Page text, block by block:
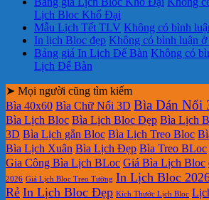
Lịch Bloc Khổ Đại
Mẫu Lịch Tết TLV Không có bình
In lịch Bloc đẹp Không có bình luận ở
Bảng giá In Lịch Để Bàn Không có
Lịch Để Bàn
➤ Mọi người cũng tìm kiếm
Bìa 40x60 Bìa Chữ Nổi 3D Bìa Dán Nổi
Bìa Lịch Bloc Bìa Lịch Bloc Đẹp Bìa Lịch
3D Bìa Lịch gắn Bloc Bìa Lịch Treo Bloc
Bìa Lịch Xuân Bìa Lịch Đẹp Bìa Treo BLoc
Gia Công Bìa Lịch BLoc Giá Bìa Lịch Bloc
2026 Giá Lịch Bloc Treo Tường In Lịch Bloc
Rẻ In Lịch Bloc Đẹp Kích Thước Lịch Bloc